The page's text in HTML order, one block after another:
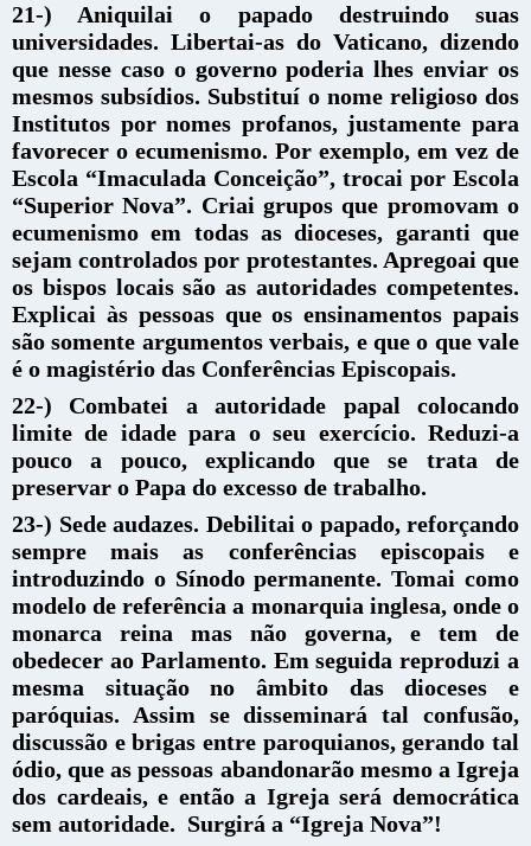
21-) Aniquilai o papado destruindo suas
universidades. Libertai-as do Vaticano, dizendo
que nesse caso o governo poderia lhes enviar os
mesmos subsídios. Substituí o nome religioso dos
Institutos por nomes profanos, justamente para
favorecer o ecumenismo. Por exemplo, em vez de
Escola “Imaculada Conceição”, trocai por Escola
“Superior Nova”. Criai grupos que promovam o
ecumenismo em todas as dioceses, garanti que
sejam controlados por protestantes. Apregoai que
os bispos locais são as autoridades competentes.
Explicai às pessoas que os ensinamentos papais
são somente argumentos verbais, e que o que vale
é o magistério das Conferências Episcopais.
22-) Combatei a autoridade papal colocando
limite de idade para o seu exercício. Reduzi-a
pouco a pouco, explicando que se trata de
preservar o Papa do excesso de trabalho.
23-) Sede audazes. Debilitai o papado, reforçando
sempre mais as conferências episcopais e
introduzindo o Sínodo permanente. Tomai como
modelo de referência a monarquia inglesa, onde o
monarca reina mas não governa, e tem de
obedecer ao Parlamento. Em seguida reproduzi a
mesma situação no âmbito das dioceses e
paróquias. Assim se disseminará tal confusão,
discussão e brigas entre paroquianos, gerando tal
ódio, que as pessoas abandonarão mesmo a Igreja
dos cardeais, e então a Igreja será democrática
sem autoridade. Surgirá a “Igreja Nova”!